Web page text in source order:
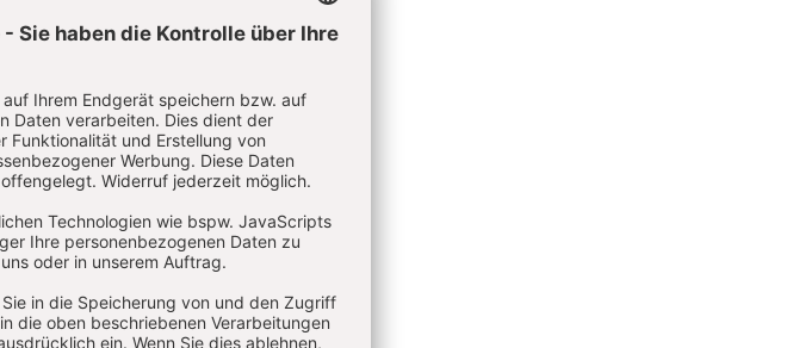
und Fachkraft für Reggio-Pädagogik.
3:Sensory Play im